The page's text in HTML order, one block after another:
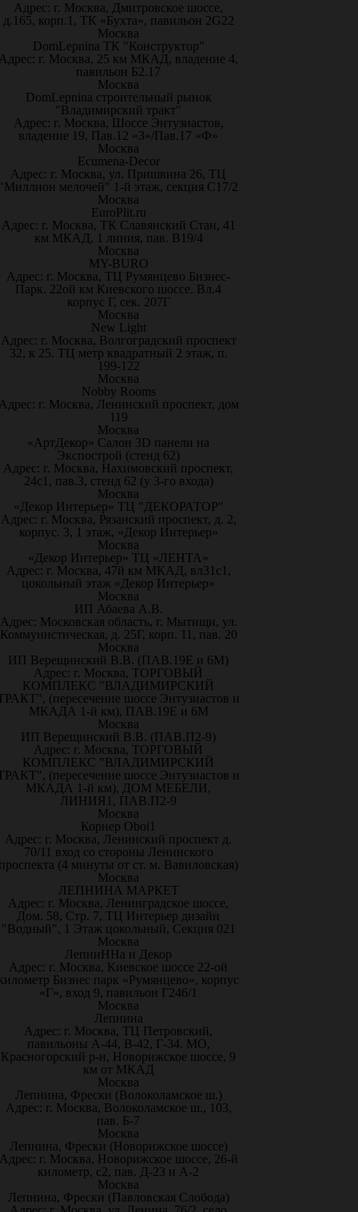
Адрес: г. Москва, Дмитровское шоссе,
д.165, корп.1, ТК «Бухта», павильон 2G22
Москва
DomLepnina ТК "Конструктор"
г. Москва, 25 км МКАД, владение 4,
павильон Б2.17
Москва
DomLepnina строительный рынок
"Владимирский тракт"
Адрес: г. Москва, Шоссе Энтузиастов,
владение 19, Пав.12 «З»/Пав.17 «Ф»
Москва
Ecumena-Decor
Адрес: г. Москва, ул. Пришвина 26, ТЦ
мелочей" 1-й этаж, секция С17/2
Москва
EuroPlit.ru
Адрес: г. Москва, ТК Славянский Стан, 41
км МКАД, 1 линия, пав. В19/4
Москва
MY-BURO
Адрес: г. Москва, ТЦ Румянцево Бизнес-
Парк. 22ой км Киевского шоссе. Вл.4
корпус Г, сек. 207Г
Москва
New Light
Адрес: г. Москва, Волгоградский проспект
32, к 25. ТЦ метр квадратный 2 этаж, п.
199-122
Москва
Nobby Rooms
г. Москва, Ленинский проспект, дом
119
Москва
«АртДекор» Салон 3D панели на
Экспострой (стенд 62)
Адрес: г. Москва, Нахимовский проспект,
24с1, пав.3, стенд 62 (у 3-го входа)
Москва
«Декор Интерьер» ТЦ "ДЕКОРАТОР"
Адрес: г. Москва, Рязанский проспект, д. 2,
корпус. 3, 1 этаж, «Декор Интерьер»
Москва
«Декор Интерьер» ТЦ «ЛЕНТА»
Адрес: г. Москва, 47й км МКАД, вл31с1,
цокольный этаж «Декор Интерьер»
Москва
ИП Абаева А.В.
Адрес: Московская область, г. Мытищи, ул.
Коммунистическая, д. 25Г, корп. 11, пав. 20
Москва
ИП Верещинский В.В. (ПАВ.19Е и 6М)
Адрес: г. Москва, ТОРГОВЫЙ
КОМПЛЕКС "ВЛАДИМИРСКИЙ
(пересечение шоссе Энтузиастов и
МКАДА 1-й км), ПАВ.19Е и 6М
Москва
ИП Верещинский В.В. (ПАВ.П2-9)
Адрес: г. Москва, ТОРГОВЫЙ
КОМПЛЕКС "ВЛАДИМИРСКИЙ
(пересечение шоссе Энтузиастов и
МКАДА 1-й км), ДОМ МЕБЕЛИ,
ЛИНИЯ1, ПАВ.П2-9
Москва
Корнер Oboi1
Адрес: г. Москва, Ленинский проспект д.
70/11 вход со стороны Ленинского
(4 минуты от ст. м. Вавиловская)
Москва
ЛЕПНИНА МАРКЕТ
Адрес: г. Москва, Ленинградское шоссе,
Дом. 58, Стр. 7, ТЦ Интерьер дизайн
"Водный", 1 Этаж цокольный, Секция 021
Москва
ЛепниННа и Декор
Адрес: г. Москва, Киевское шоссе 22-ой
Бизнес парк «Румянцево», корпус
«Г», вход 9, павильон Г246/1
Москва
Лепнина
Адрес: г. Москва, ТЦ Петровский,
павильоны А-44, В-42, Г-34. МО,
Красногорский р-н, Новорижское шоссе, 9
км от МКАД
Москва
Лепнина, Фрески (Волоколамское ш.)
Адрес: г. Москва, Волоколамское ш., 103,
пав. Б-7
Москва
Лепнина, Фрески (Новорижское шоссе)
г. Москва, Новорижское шоссе, 26-й
километр, с2, пав. Д-23 и А-2
Москва
Лепнина, Фрески (Павловская Слобода)